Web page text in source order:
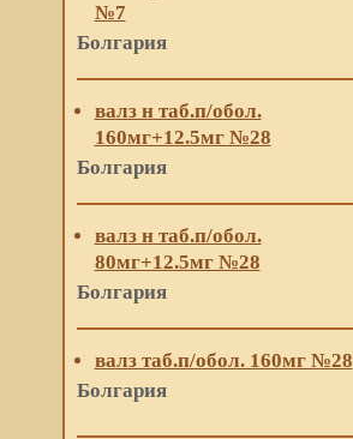
№7
Болгария
валз н таб.п/обол.
160мг+12.5мг №28
Болгария
валз н таб.п/обол.
80мг+12.5мг №28
Болгария
валз таб.п/обол. 160мг №28
Болгария